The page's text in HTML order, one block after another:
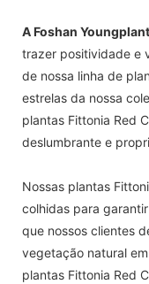
A Foshan
trazer positividade e
de nossa linha de
estrelas da nossa
plantas Fittonia Red
deslumbrante e
Nossas plantas
colhidas para
que nossos clientes
vegetação natural
plantas Fittonia Red